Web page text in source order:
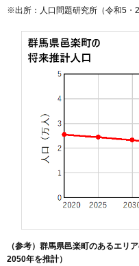
※出所：人口問題研究所（令和5・
（参考）群馬県邑楽町のあるエリ
2050年を推計）